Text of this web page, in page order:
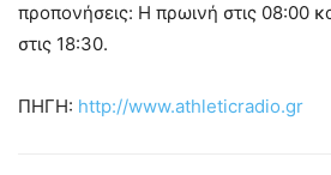
προπονήσεις: Η πρωινή στις 08:00
στις 18:30.
ΠΗΓΗ: http://www.athleticradio.gr